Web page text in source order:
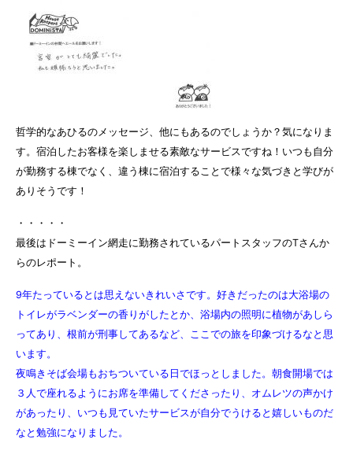
哲学的なあひるのメッセージ、他にもあるのでしょうか？気になりま
す。 宿泊したお客様を楽しませる素敵なサービスですね！いつも自分
が勤務する棟でなく、違う棟に宿泊することで様々な気づきと学びが
ありそうです！
・・・・・
最後はドーミーイン網走に勤務されているパートスタッフのTさんか
らのレポート。
9年たっているとは思えないきれいさです。好きだったのは大浴場の
トイレがラベンダーの香りがしたとか、浴場内の照明に植物があしら
ってあり、根前が刑事してあるなど、ここでの旅を印象づけるなと思
います。
夜鳴きそば会場もおちついている日でほっとしました。朝食開場では
３人で座れるようにお席を準備してくださったり、オムレツの声かけ
があったり、いつも見ていたサービスが自分でうけると嬉しいものだ
なと勉強になりました。